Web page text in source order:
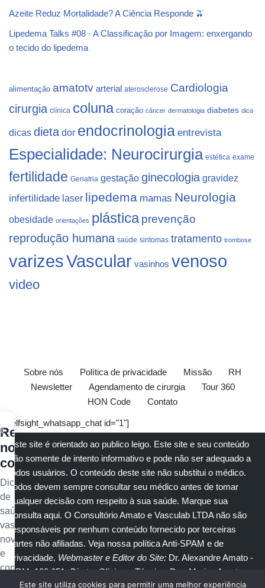
Azeite Reduz Mortalidade? A Ciência Responde 🫒
Lipedema Talks #08 · A Classificação por Imagem: enxergando
o tecido do lipedema
alimentação amatotv arterial aterosclerose Cardiologia
cirurgia clínica coluna coração câncer dermatologia diabetes dica
dicas dieta dor endocrinologia entrevista
Especialidade: Neurocirurgia estética exame
fertilidade Geriatria gestação ginecologia gravidez
infertilidade laser lipedema mamas Neurologia
obesidade orientações plástica prevenção
reprodução humana saúde sintomas tratamento trombose
varizesVascular vasinhos venoso
video
Sobre nós Política de privacidade Missão
RH
Newsletter
Agendamento de cirurgia
Tour 360
HON Code
Contato
[elfsight_whatsapp_chat id="1"]
Este site é orientado ao publico leigo. Este site e seu conteúdo
são somente de intento informativo e pode não ser adequado a
todos usuários. O conteúdo deste site não substitui o médico.
Todos devem sempre consultar seu médico antes de tomar
qualquer decisão com respeito à sua saúde. Marque sua
consulta aqui. O Consultório Amato e Vasculab LTDA não são
responsáveis por nenhum conteúdo fornecido por terceiras
partes não afiliadas. Veja nossa política Anti-SPAM e de
privacidade. Webmaster e Editor do Site: Dr. Alexandre Amato -
CRM: 108.651
. Diretor Clínico e Técnico
: Dra. Marisa Amato
CRM 30400 RTE 056950.
Receba
nossos
conteúdos
Dicas
de
saúde
vascular,
novidades
e
conteúdo
exclusivo
Este site utiliza cookies para permitir uma melhor experiência